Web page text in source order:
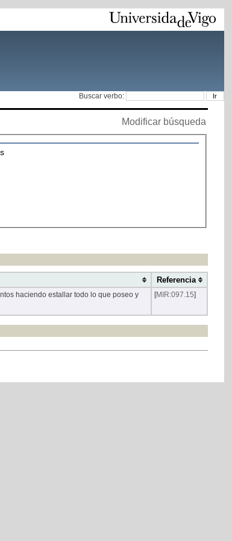
Buscar verbo:
Modificar búsqueda
Referencia
haciendo estallar todo lo que poseo y
[MIR:097.15]